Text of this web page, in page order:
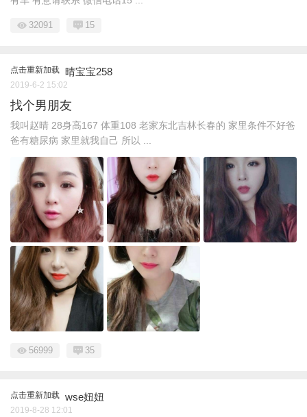
32091 15
点击重新加载 晴宝宝258
2019-6-2 15:02
找个男朋友
我叫赵晴 28身高167 体重108 老家东北吉林长春的 家里条件不好爸
爸有糖尿病 家里就我自己 所以 ...
56999 35
点击重新加载 wse妞妞
2019-8-28 12:01